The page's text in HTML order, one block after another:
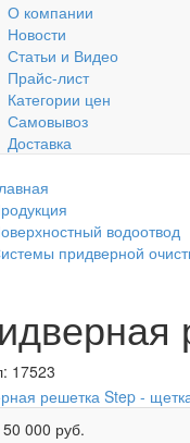
О компании
Новости
Статьи и Видео
Прайс-лист
Категории цен
Самовывоз
Доставка
водоотвод
придверной
17523
000 руб.